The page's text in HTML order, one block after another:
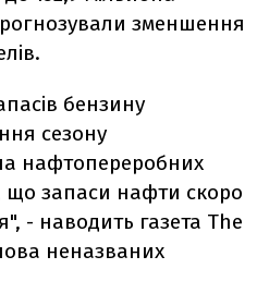
зменшення
бензину
сезону
нафтопереробних
що запаси нафти скоро
- наводить газета The
неназваних